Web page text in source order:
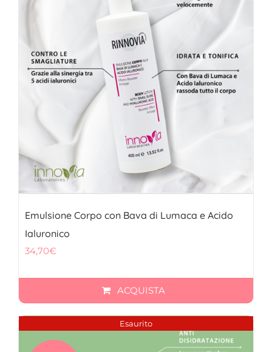
Emulsione Corpo con Bava di Lumaca e Acido
Ialuronico
34,70€
ACQUISTA
Esaurito